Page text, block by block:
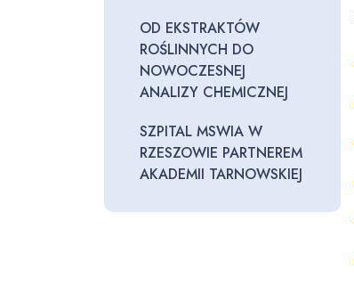
OD EKSTRAKTÓW
ROŚLINNYCH DO
NOWOCZESNEJ
ANALIZY CHEMICZNEJ
SZPITAL MSWIA W
RZESZOWIE PARTNEREM
AKADEMII TARNOWSKIEJ